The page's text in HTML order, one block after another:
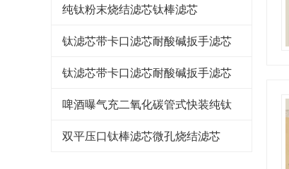
纯钛粉末烧结滤芯钛棒滤芯
钛滤芯带卡口滤芯耐酸碱扳手滤芯
钛滤芯带卡口滤芯耐酸碱扳手滤芯
啤酒曝气充二氧化碳管式快装纯钛
双平压口钛棒滤芯微孔烧结滤芯